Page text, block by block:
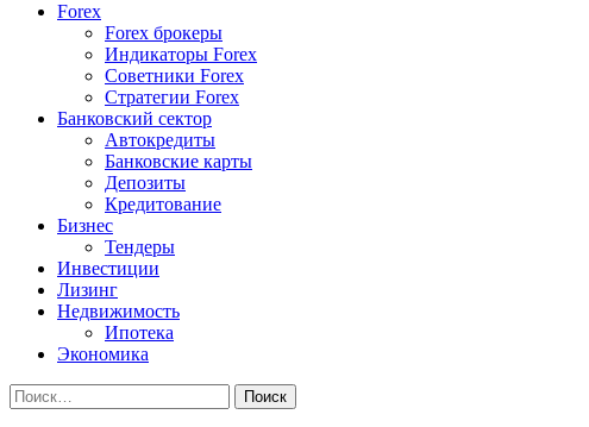
Forex
Forex брокеры
Индикаторы Forex
Советники Forex
Стратегии Forex
Банковский сектор
Автокредиты
Банковские карты
Депозиты
Кредитование
Бизнес
Тендеры
Инвестиции
Лизинг
Недвижимость
Ипотека
Экономика
Найти: